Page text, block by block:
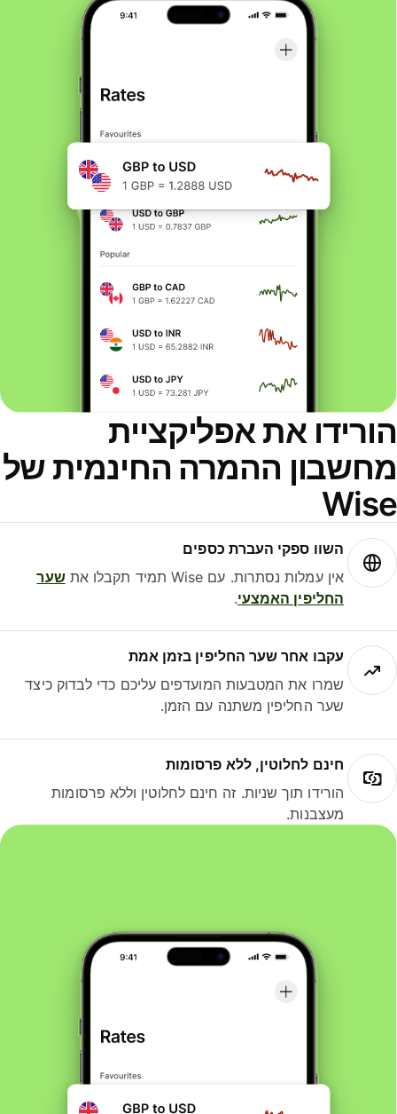
את אפליקציית
ההמרה החינמית של
השוו ספקי העברת כספים
אין עמלות נסתרות. עם Wise תמיד תקבלו את
שער
החליפין האמצעי.
עקבו אחר שער החליפין בזמן אמת
שמרו את המטבעות המועדפים עליכם כדי לבדוק כיצד
שער החליפין משתנה עם הזמן.
חינם לחלוטין, ללא פרסומות
הורידו תוך שניות. זה חינם לחלוטין וללא פרסומות
מעצבנות.